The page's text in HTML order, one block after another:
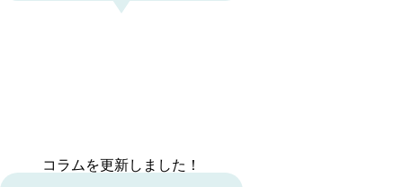
コラムを更新しました！